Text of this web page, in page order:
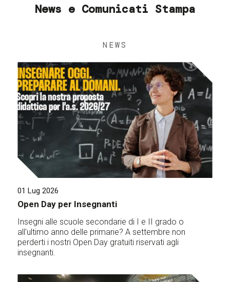
News e Comunicati Stampa
NEWS
01 Lug 2026
Open Day per Insegnanti
Insegni alle scuole secondarie di I e II grado o
all'ultimo anno delle primarie? A settembre non
perderti i nostri Open Day gratuiti riservati agli
insegnanti.